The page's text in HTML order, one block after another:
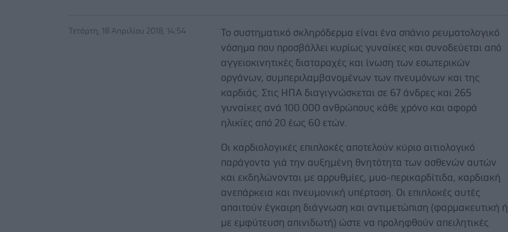
Τετάρτη, 18 Απριλίου 2018, 14:54
Το συστηματικό σκληρόδερμα είναι ένα σπάνιο ρευματολογικό
νόσημα που προσβάλλει κυρίως γυναίκες και συνοδεύεται από
αγγειοκινητικές διαταραχές και ίνωση των εσωτερικών
οργάνων, συμπεριλαμβανομένων των πνευμόνων και της
καρδιάς. Στις ΗΠΑ διαγιγνώσκεται σε 67 άνδρες και 265
γυναίκες ανά 100.000 ανθρώπους κάθε χρόνο και αφορά
ηλικίες από 20 έως 60 ετών.
Οι καρδιολογικές επιπλοκές αποτελούν κύριο αιτιολογικό
παράγοντα γιά την αυξημένη θνητότητα των ασθενών αυτών
και εκδηλώνονται με αρρυθμίες, μυο-περικαρδίτιδα, καρδιακή
ανεπάρκεια και πνευμονική υπέρταση. Οι επιπλοκές αυτές
απαιτούν έγκαιρη διάγνωση και αντιμετώπιση (φαρμακευτική ή
με εμφύτευση απινιδωτή) ώστε να προληφθούν απειλητικές